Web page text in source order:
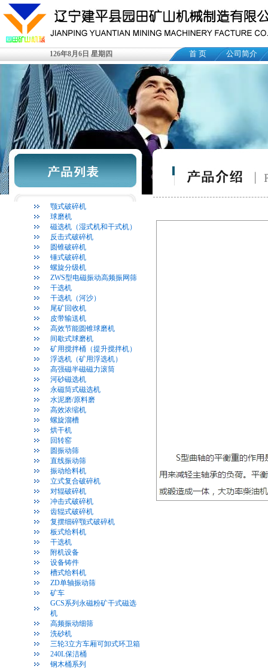
126年8月6日 星期四 首 页 公司简介
颚式破碎机
球磨机
磁选机（湿式机和干式机）
反击式破碎机
圆锥破碎机
锤式破碎机
螺旋分级机
ZWS型电磁振动高频振网筛
干选机
干选机（河沙）
尾矿回收机
皮带输送机
高效节能圆锥球磨机
间歇式球磨机
矿用搅拌桶（提升搅拌机）
浮选机（矿用浮选机）
高强磁半磁磁力滚筒
河砂磁选机
永磁筒式磁选机
水泥磨/原料磨
高效浓缩机
螺旋溜槽
烘干机
回转窑
圆振动筛
直线振动筛
振动给料机
立式复合破碎机
对辊破碎机
冲击式破碎机
齿辊式破碎机
复摆细碎颚式破碎机
板式给料机
干选机
附机设备
设备铸件
槽式给料机
ZD单轴振动筛
矿车
GCS系列永磁粉矿干式磁选
机
高频振动细筛
洗砂机
三轮3立方车厢可卸式环卫箱
240L保洁桶
钢木桶系列